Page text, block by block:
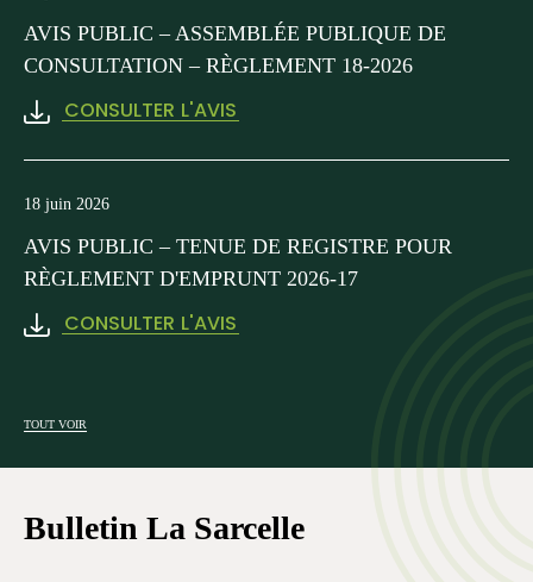
TOUT VOIR
AVIS PUBLIC – ASSEMBLÉE PUBLIQUE DE
CONSULTATION – RÈGLEMENT 18-2026
CONSULTER L'AVIS
18 juin 2026
AVIS PUBLIC – TENUE DE REGISTRE POUR
RÈGLEMENT D'EMPRUNT 2026-17
CONSULTER L'AVIS
Bulletin La Sarcelle